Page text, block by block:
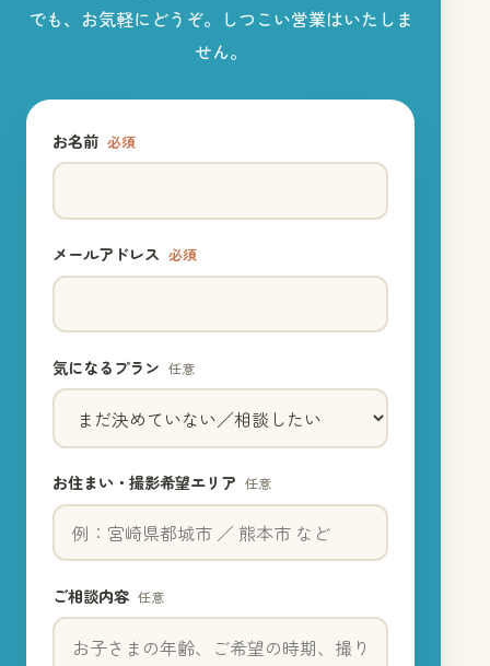
でも、お気軽にどうぞ。しつこい営業はいたしま
せん。
お名前 必須
メールアドレス 必須
気になるプラン 任意
お住まい・撮影希望エリア 任意
ご相談内容 任意